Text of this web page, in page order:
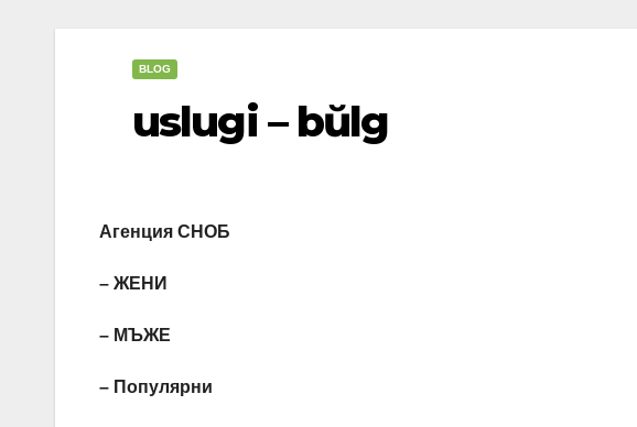
BLOG
uslugi – bŭlg
Агенция СНОБ
– ЖЕНИ
– МЪЖЕ
– Популярни